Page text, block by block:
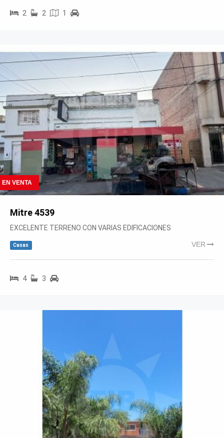
2 2 1
EN VENTA
Mitre 4539
EXCELENTE TERRENO CON VARIAS EDIFICACIONES
Casas VER
4 3